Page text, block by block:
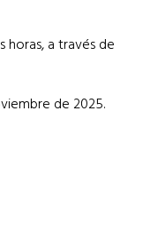
horas, a través de
de 2025.